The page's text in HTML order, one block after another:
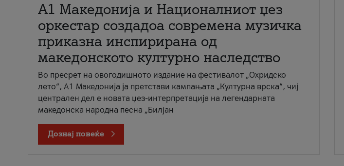
А1 Македонија и Националниот џез
оркестар создадоа современа музичка
приказна инспирирана од
македонското културно наследство
Во пресрет на овогодишното издание на фестивалот „Охридско
лето“, А1 Македонија ја претстави кампањата „Културна врска“, чиј
централен дел е новата џез-интерпретација на легендарната
македонска народна песна „Билјан
Дознај повеќе